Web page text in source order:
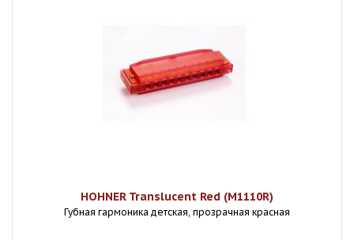
HOHNER Translucent Red (M1110R)
Губная гармоника детская, прозрачная красная